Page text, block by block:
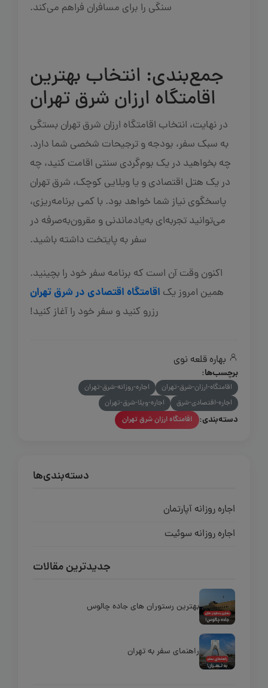
سنگی را برای مسافران فراهم می‌کند.
جمع‌بندی: انتخاب بهترین
اقامتگاه ارزان شرق تهران
در نهایت، انتخاب اقامتگاه ارزان شرق تهران بستگی
به سبک سفر، بودجه و ترجیحات شخصی شما دارد.
چه بخواهید در یک بوم‌گردی سنتی اقامت کنید، چه
در یک هتل اقتصادی و یا ویلایی کوچک، شرق تهران
پاسخگوی نیاز شما خواهد بود. با کمی برنامه‌ریزی،
می‌توانید تجربه‌ای به‌یادماندنی و مقرون‌به‌صرفه در
سفر به پایتخت داشته باشید.
اکنون وقت آن است که برنامه سفر خود را بچینید.
همین امروز یک اقامتگاه اقتصادی در شرق تهران
رزرو کنید و سفر خود را آغاز کنید!
بهاره قلعه نوی
برچسب‌ها:
اقامتگاه-ارزان-شرق-تهران
اجاره-روزانه-شرق-تهران
اجاره-اقتصادی-شرق
اجاره-ویلا-شرق-تهران
دسته‌بندی: اقامتگاه ارزان شرق تهران
دسته‌بندی‌ها
اجاره روزانه آپارتمان
اجاره روزانه سوئیت
جدیدترین مقالات
بهترین رستوران های جاده چالوس
راهنمای سفر به تهران